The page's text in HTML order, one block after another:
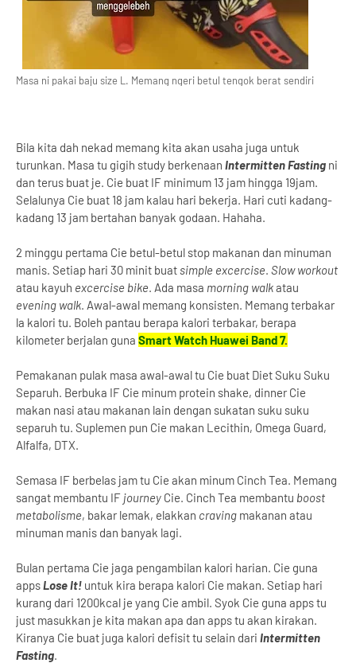
Masa ni pakai baju size L. Memang ngeri betul tengok berat sendiri
Bila kita dah nekad memang kita akan usaha juga untuk
turunkan. Masa tu gigih study berkenaan Intermitten Fasting ni
dan terus buat je. Cie buat IF minimum 13 jam hingga 19jam.
Selalunya Cie buat 18 jam kalau hari bekerja. Hari cuti kadang-
kadang 13 jam bertahan banyak godaan. Hahaha.
2 minggu pertama Cie betul-betul stop makanan dan minuman
manis. Setiap hari 30 minit buatsimple excercise. Slow workout
atau kayuh excercise bike. Ada masa morning walkatau
evening walk. Awal-awal memang konsisten. Memang terbakar
la kalori tu. Boleh pantau berapa kalori terbakar, berapa
kilometer berjalan guna Smart Watch Huawei Band 7.
Pemakanan pulak masa awal-awal tu Cie buat Diet Suku Suku
Separuh. Berbuka IF Cie minum protein shake, dinner Cie
makan nasi atau makanan lain dengan sukatan suku suku
separuh tu. Suplemen pun Cie makan Lecithin, Omega Guard,
Alfalfa, DTX.
Semasa IF berbelas jam tu Cie akan minum Cinch Tea. Memang
sangat membantu IF journey Cie. Cinch Tea membantu boost
metabolisme, bakar lemak, elakkan craving makanan atau
minuman manis dan banyak lagi.
Bulan pertama Cie jaga pengambilan kalori harian. Cie guna
appsLose It! untuk kira berapa kalori Cie makan. Setiap hari
kurang dari 1200kcal je yang Cie ambil. Syok Cie guna apps tu
just masukkan je kita makan apa dan apps tu akan kirakan.
Kiranya Cie buat juga kalori defisit tu selain dari Intermitten
Fasting.